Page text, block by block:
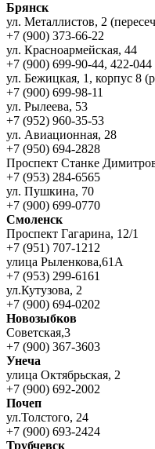
Брянск
ул. Металлистов, 2
+7 (900) 373-66-22
ул. Красноармейская, 44
+7 (900) 699-90-44, 422-044
ул. Бежицкая, 1, корпус 8
+7 (900) 699-98-11
ул. Рылеева, 53
+7 (952) 960-35-53
ул. Авиационная, 28
+7 (950) 694-2828
Проспект Станке
+7 (953) 284-6565
ул. Пушкина, 70
+7 (900) 699-0770
Смоленск
Проспект Гагарина, 12/1
+7 (951) 707-1212
улица Рыленкова,61А
+7 (953) 299-6161
ул.Кутузова, 2
+7 (900) 694-0202
Новозыбков
Советская,3
+7 (900) 367-3603
Унеча
улица Октябрьская, 2
+7 (900) 692-2002
Почеп
ул.Толстого, 24
+7 (900) 693-2424
Трубчевск